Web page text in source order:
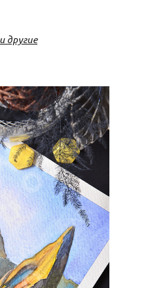
другие